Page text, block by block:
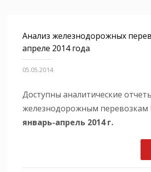
Анализ железнодорожных
апреле 2014 года
05.05.2014
Доступны аналитические
железнодорожным перевозкам
январь-апрель 2014 г.